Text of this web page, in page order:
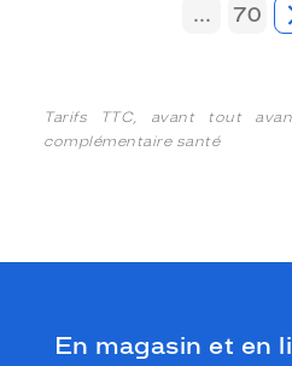
...
70
Tarifs TTC, avant tout
complémentaire santé
En magasin et en